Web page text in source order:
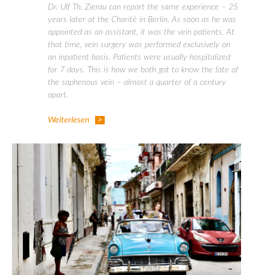
Dr. Ulf Th. Zierau can report the same experience – 25
years later at the Charitè in Berlin. As soon as he was
appointed as an assistant, it was the vein patients. At
that time, vein surgery was performed exclusively on
an inpatient basis. Patients were usually hospitalized
for 7 days. This is how we both got to know the fate of
the saphenous vein – almost a quarter of a century
apart.
Weiterlesen